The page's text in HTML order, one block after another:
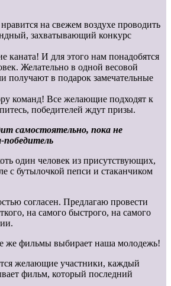
на свежем воздухе проводить
захватывающий конкурс
каната! И для этого нам понадобятся
Желательно в одной весовой
получают в подарок замечательные
команд! Все желающие подходят к
победителей ждут призы.
самостоятельно, пока не
победитель
один человек из присутствующих,
с бутылочкой пепси и стаканчиком
согласен. Предлагаю провести
на самого быстрого, на самого
же фильмы выбирает наша молодежь!
желающие участники, каждый
фильм, который последний